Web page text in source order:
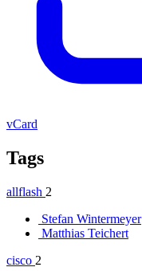
vCard
Tags
allflash 2
Stefan Wintermeyer
Matthias Teichert
cisco 2